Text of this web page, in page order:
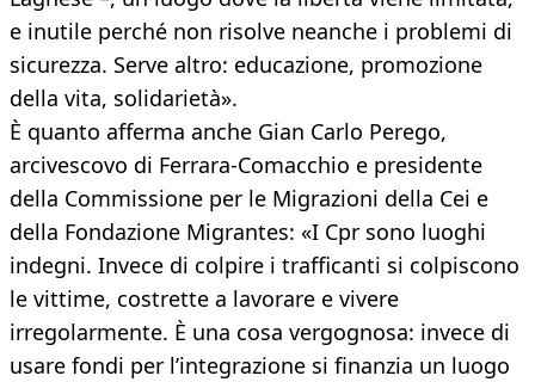
e inutile perché non risolve neanche i problemi di
sicurezza. Serve altro: educazione, promozione
della vita, solidarietà».
È quanto afferma anche Gian Carlo Perego,
arcivescovo di Ferrara-Comacchio e presidente
della Commissione per le Migrazioni della Cei e
della Fondazione Migrantes: «I Cpr sono luoghi
indegni. Invece di colpire i trafficanti si colpiscono
le vittime, costrette a lavorare e vivere
irregolarmente. È una cosa vergognosa: invece di
usare fondi per l’integrazione si finanzia un luogo